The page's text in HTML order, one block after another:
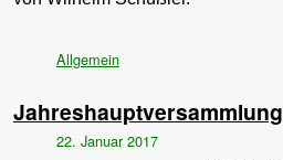
Allgemein
Jahreshauptversammlung
22. Januar 2017